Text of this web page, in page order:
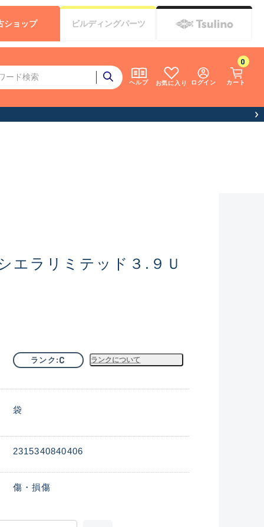
ヘルプ お気に入り ログイン カート
0
ショップ ビルディングパーツ
エラリミテッド３.９Ｕ
ランク C ランクについて
袋
2315340840406
傷・損傷